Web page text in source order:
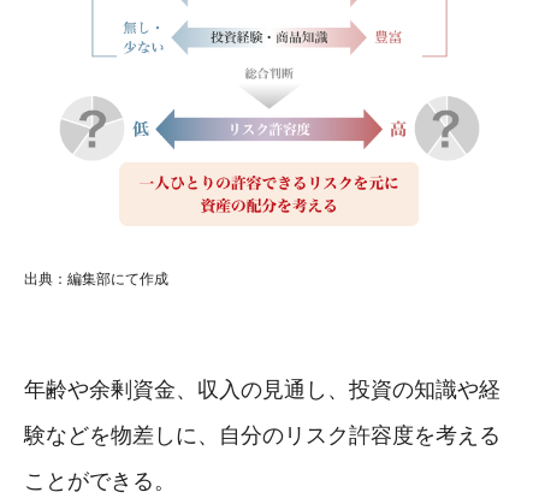
出典：編集部にて作成
年齢や余剰資金、収入の見通し、投資の知識や経
験などを物差しに、自分のリスク許容度を考える
ことができる。